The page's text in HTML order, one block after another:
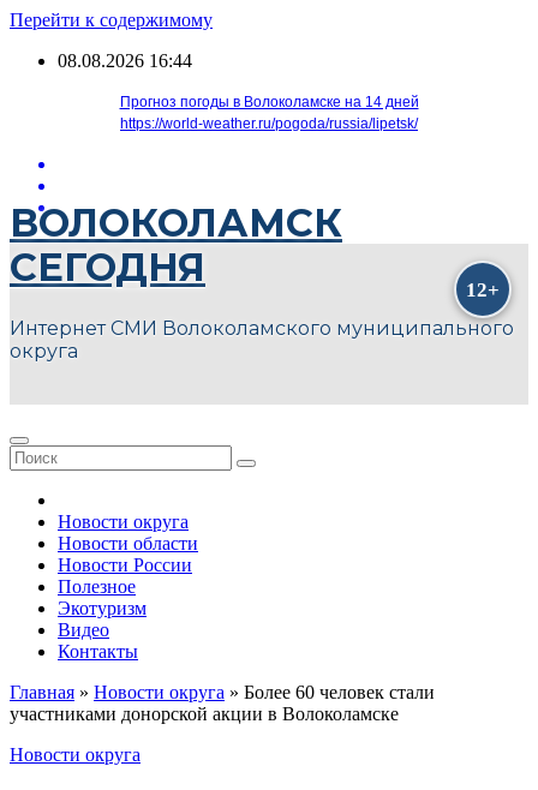
Перейти к содержимому
08.08.2026 16:44
Прогноз погоды в Волоколамске на 14 дней
https://world-weather.ru/pogoda/russia/lipetsk/
ВОЛОКОЛАМСК
СЕГОДНЯ
Интернет СМИ Волоколамского муниципального
округа
Новости округа
Новости области
Новости России
Полезное
Экотуризм
Видео
Контакты
Главная » Новости округа » Более 60 человек стали
участниками донорской акции в Волоколамске
Новости округа